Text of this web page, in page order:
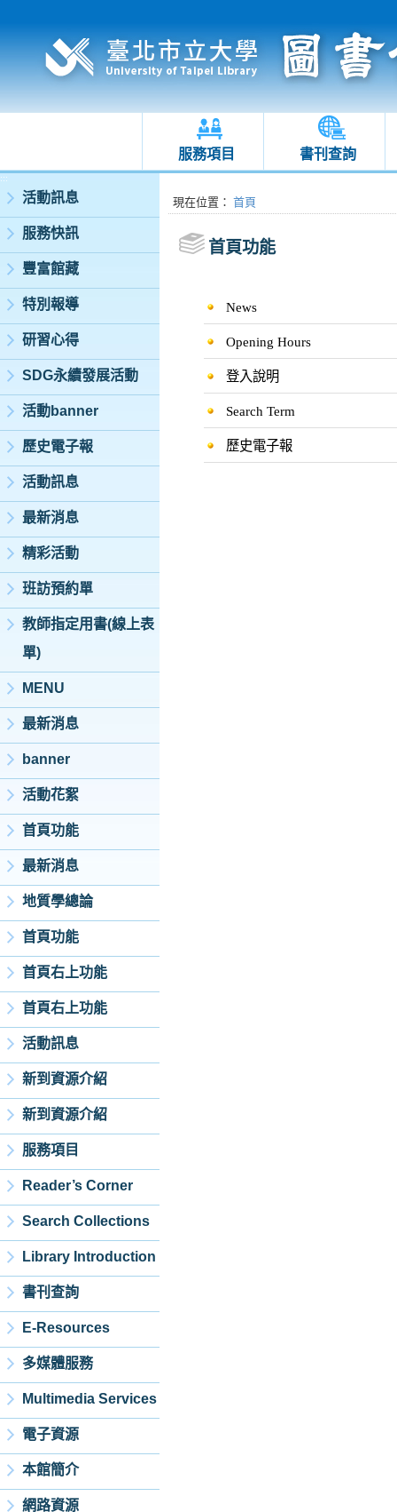
服務項目 書刊查詢
:::
活動訊息
服務快訊
豐富館藏
特別報導
研習心得
SDG永續發展活動
活動banner
歷史電子報
活動訊息
最新消息
精彩活動
班訪預約單
教師指定用書(線上表
單)
MENU
最新消息
banner
活動花絮
首頁功能
最新消息
地質學總論
首頁功能
首頁右上功能
首頁右上功能
活動訊息
新到資源介紹
新到資源介紹
服務項目
Reader’s Corner
Search Collections
Library Introduction
書刊查詢
E-Resources
多媒體服務
Multimedia Services
電子資源
本館簡介
網路資源
:::現在位置 ： 首頁
首頁功能
News
Opening Hours
登入說明
Search Term
歷史電子報